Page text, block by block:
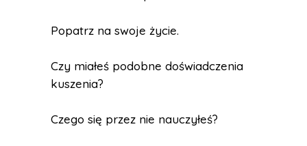
Popatrz na swoje życie.
Czy miałeś podobne doświadczenia
kuszenia?
Czego się przez nie nauczyłeś?